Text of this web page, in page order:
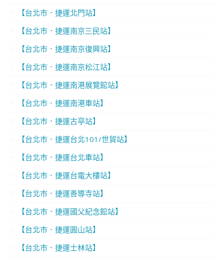
【台北市．捷運北門站】
【台北市．捷運南京三民站】
【台北市．捷運南京復興站】
【台北市．捷運南京松江站】
【台北市．捷運南港展覽館站】
【台北市．捷運南港車站】
【台北市．捷運古亭站】
【台北市．捷運台北101/世貿站】
【台北市．捷運台北車站】
【台北市．捷運台電大樓站】
【台北市．捷運善導寺站】
【台北市．捷運國父紀念館站】
【台北市．捷運圓山站】
【台北市．捷運士林站】